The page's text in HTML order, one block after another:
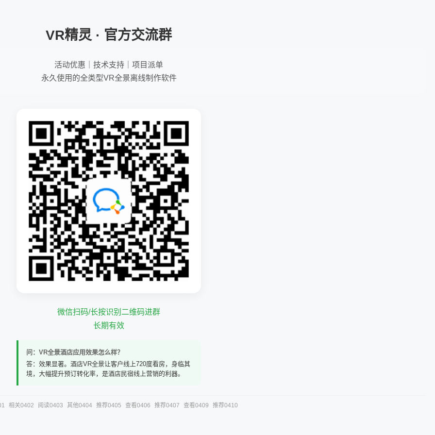
VR精灵 · 官方交流群
活动优惠｜技术支持｜项目派单
永久使用的全类型VR全景离线制作软件
微信扫码/长按识别二维码进群
长期有效
问：VR全景酒店应用效果怎么样？
答：效果显著。酒店VR全景让客户线上720度看房，身临其
境，大幅提升预订转化率，是酒店民宿线上营销的利器。
相关0402 阅读0403 其他0404 推荐0405 查看0406 推荐0407 查看0409 推荐0410